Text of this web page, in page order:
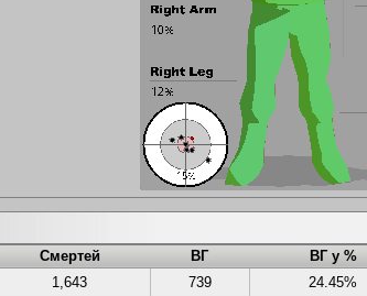
Смертей ВГ
ВГ у %
1,643 739
24.45%